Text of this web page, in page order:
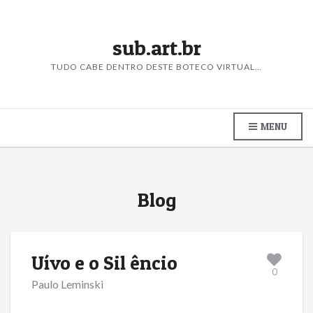
sub.art.br
TUDO CABE DENTRO DESTE BOTECO VIRTUAL…
MENU
Blog
Uívo e o Sil êncio 0
Paulo Leminski